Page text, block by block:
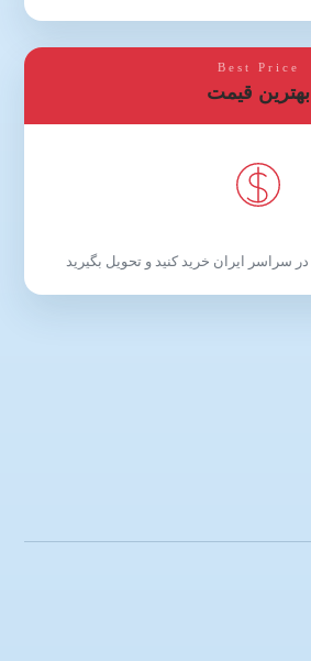
Best Price
بهترین قیمت
سراسر ایران خرید کنید و تحویل بگیرید